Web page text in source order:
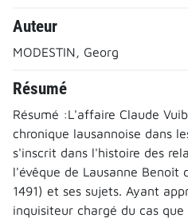
Auteur
MODESTIN, Georg
Résumé
Résumé :L'affaire Claude
chronique lausannoise dans
s'inscrit dans l'histoire des
l'évêque de Lausanne Benoît
1491) et ses sujets. Ayant
inquisiteur chargé du cas